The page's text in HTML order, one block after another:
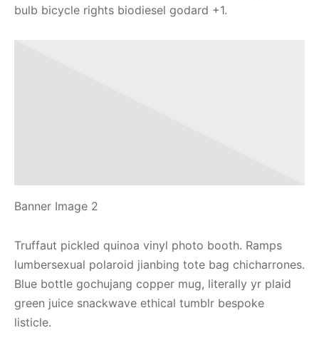
bulb bicycle rights biodiesel godard +1.
Banner Image 2
Truffaut pickled quinoa vinyl photo booth. Ramps
lumbersexual polaroid jianbing tote bag chicharrones.
Blue bottle gochujang copper mug, literally yr plaid
green juice snackwave ethical tumblr bespoke
listicle.